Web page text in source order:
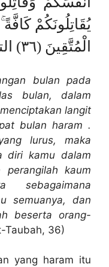
يُقَاتِلُونَكُمْ
الْمُتَّقِينَ (٣٦) التوبة
bulan pada
bulan, dalam
langit
bulan haram .
lurus, maka
diri kamu dalam
kaum
sebagaimana
semuanya, dan
beserta orang-
Taubah, 36)
yang haram itu